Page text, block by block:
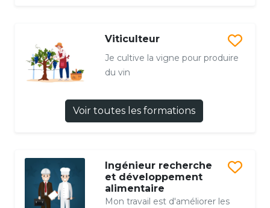
Viticulteur
Je cultive la vigne pour produire
du vin
Voir toutes les formations
Ingénieur recherche
et développement
alimentaire
Mon travail est d'améliorer les